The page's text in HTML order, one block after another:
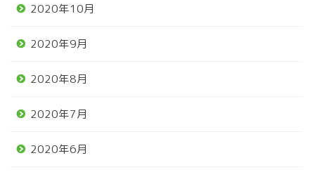
2020年10月
2020年9月
2020年8月
2020年7月
2020年6月